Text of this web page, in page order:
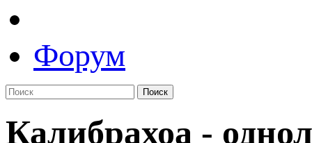
Форум
Поиск
Калибрахоа -